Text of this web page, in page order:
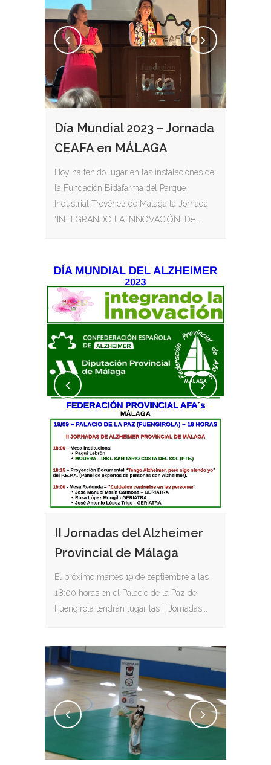
Día Mundial 2023 – Jornada
CEAFA en MÁLAGA
Hoy ha tenido lugar en las instalaciones de
la Fundación Bidafarma del Parque
Industrial Trevénez de Málaga la Jornada
"INTEGRANDO LA INNOVACIÓN, De...
II Jornadas del Alzheimer
Provincial de Málaga
El próximo martes 19 de septiembre a las
18:00 horas en el Palacio de la Paz de
Fuengirola tendrán lugar las II Jornadas...